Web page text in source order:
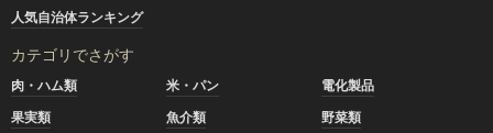
人気自治体ランキング
カテゴリでさがす
肉・ハム類 米・パン
電化製品
果実類
魚介類
野菜類